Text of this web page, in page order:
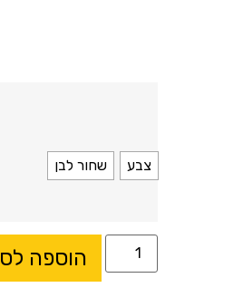
צבע שחור לבן
הוספה